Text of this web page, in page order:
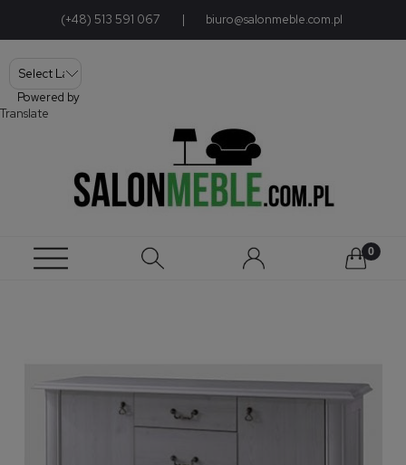
(+48) 513 591 067 | biuro@salonmeble.com.pl
Powered by
Translate